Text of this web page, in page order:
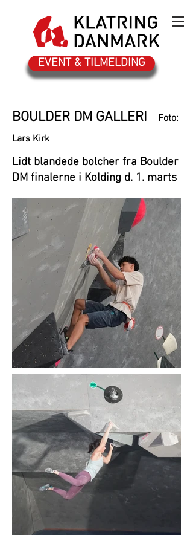
EVENT & TILMELDING
BOULDER DM GALLERI
Foto:
Lars Kirk
Lidt blandede bolcher fra Boulder
DM finalerne i Kolding d. 1. marts